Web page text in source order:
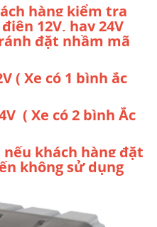
hàng kiểm tra
12V, hay 24V
đặt nhầm mã
( Xe có 1 bình ắc
( Xe có 2 bình Ắc
khách hàng đặt
không sử dụng